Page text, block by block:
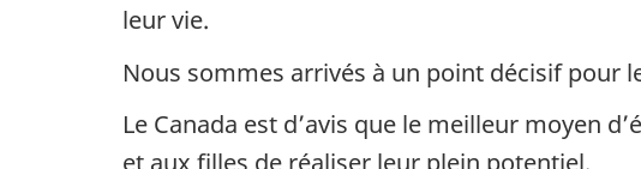
leur vie.
Nous sommes arrivés à un point décisif pour
Le Canada est d’avis que le meilleur moyen